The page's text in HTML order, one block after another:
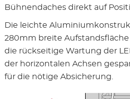
Bühnendaches direkt auf
Die leichte
280mm breite
die rückseitige Wartung der
der horizontalen Achsen
für die nötige Absicherung.